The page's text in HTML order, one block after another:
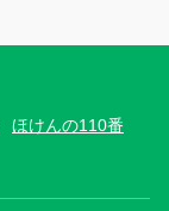
ほけんの110番